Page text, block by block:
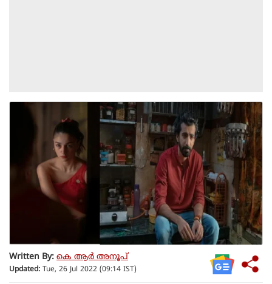
Written By: കെ ആര്‍ അനൂപ്
Updated: Tue, 26 Jul 2022 (09:14 IST)